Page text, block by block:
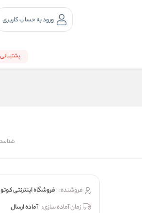
ورود به حساب کاربری
شناسه
فروشنده: فروشگاه اینترنتی
زمان آماده سازی: آماده ارسال